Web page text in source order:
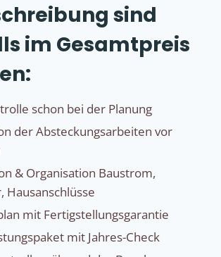
sind
im Gesamtpreis
schon bei der Planung
der Absteckungsarbeiten vor
& Organisation Baustrom,
Hausanschlüsse
mit Fertigstellungsgarantie
mit Jahres-Check